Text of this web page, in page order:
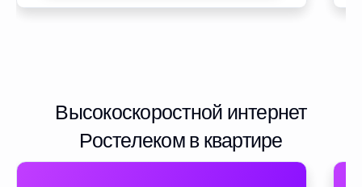
Высокоскоростной интернет
Ростелеком в квартире